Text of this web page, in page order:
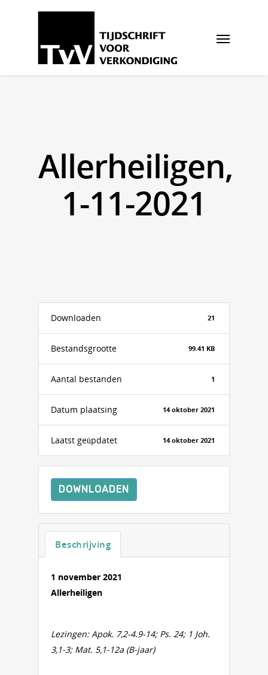
Allerheiligen,
1-11-2021
Downloaden 21
Bestandsgrootte 99.41 KB
Aantal bestanden 1
Datum plaatsing 14 oktober 2021
Laatst geüpdatet 14 oktober 2021
DOWNLOADEN
Beschrijving
1 november 2021
Allerheiligen
Lezingen: Apok. 7,2-4.9-14; Ps. 24; 1 Joh.
3,1-3; Mat. 5,1-12a (B-jaar)